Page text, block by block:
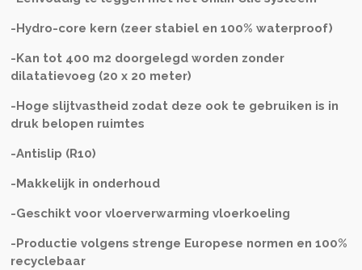
-Hydro-core kern (zeer stabiel en 100% waterproof)
-Kan tot 400 m2 doorgelegd worden zonder
dilatatievoeg (20 x 20 meter)
-Hoge slijtvastheid zodat deze ook te gebruiken is in
druk belopen ruimtes
-Antislip (R10)
-Makkelijk in onderhoud
-Geschikt voor vloerverwarming vloerkoeling
-Productie volgens strenge Europese normen en 100%
recyclebaar